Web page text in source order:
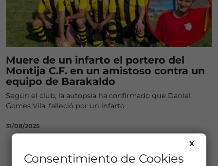
Muere de un infarto el portero del
Montija C.F. en un amistoso contra un
equipo de Barakaldo
Según el club, la autopsia ha confirmado que Daniel
Gomes Vila, falleció por un infarto
31/08/2025
X
Consentimiento de Cookies